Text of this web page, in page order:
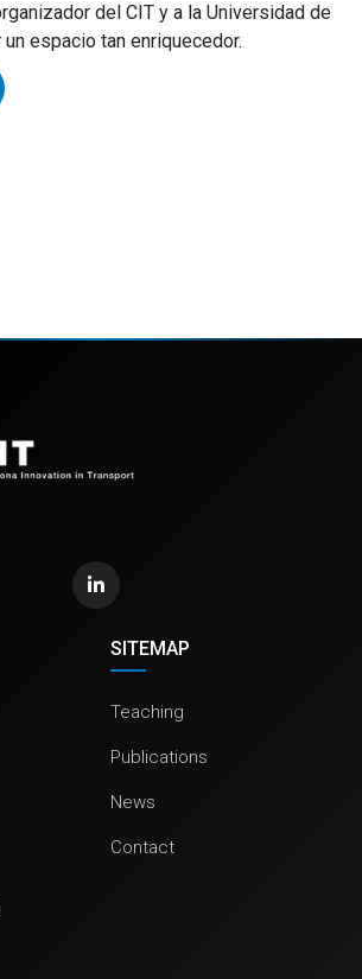
del CIT y a la Universidad de
espacio tan enriquecedor.
SITEMAP
Teaching
Publications
News
Contact